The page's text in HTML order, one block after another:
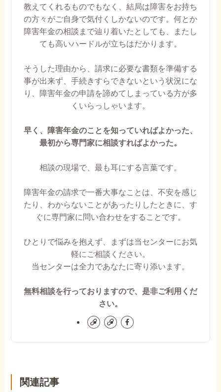
教えてくれるものでもなく、結局は障害をお持ち
の方々がご自身で気付くしかないのです。何とか
障害年金の相談まで辿り着いたとしても、またし
ても高いハードルが立ちはだかります。
そうした理由から、請求に必要な書類を準備する
事が出来ず、手続きすらできないという状況にな
り、障害年金の申請を諦めてしまっている方が多
くいらっしゃいます。
早く、障害年金のことを知っていればよかった、
最初から専門家に相談すればよかった。
相談の現場で、最も耳にする言葉です。
障害年金の請求で一番大事なことは、不安を感じ
たり、わからないことがあったりしたときに、す
ぐに専門家に問い合わせをすることです。
ひとりで悩みを抱えず、まずは当センターにお気
軽にご相談ください。
当センターは全力であなたに寄り添います。
無料相談を行っておりますので、是非ご利用くだ
さい。
関連記事